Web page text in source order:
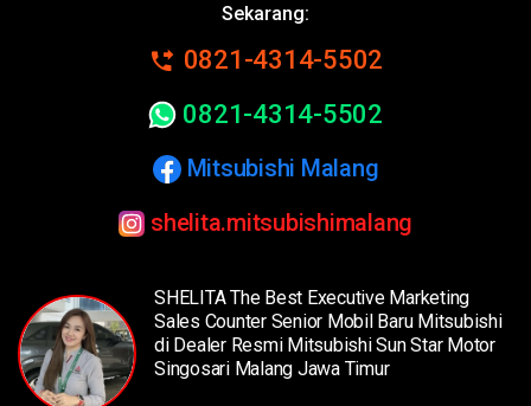
Car Finder
Keyless Operation System with One Touch Start
Tilt-Telescopic Adjustable Steering
Steering Wheel Control Switch (Dakar, Exeed)
Power Window Switch with Illlumination (Dakar)
Speedometer Full LCD meter (Dakar)
Gear Shift Knob with Leather-wrapped (Dakar,
Exeed)
AC Power Outlet 220V 150W (Dakar, Exeed)
Sekarang:
0821-4314-5502
0821-4314-5502
Mitsubishi Malang
shelita.mitsubishimalang
SHELITA The Best Executive Marketing
Sales Counter Senior Mobil Baru Mitsubishi
di Dealer Resmi Mitsubishi Sun Star Motor
Singosari Malang Jawa Timur